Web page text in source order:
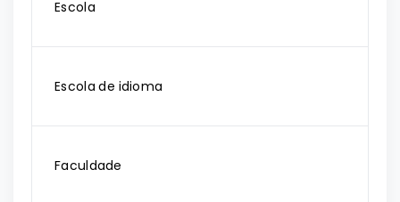
Escola
Escola de idioma
Faculdade